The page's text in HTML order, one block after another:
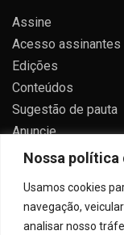
Nossa política
Usamos cookies
navegação,
analisar nosso
Assine
Acesso assinantes
Edições
Conteúdos
Sugestão de pauta
Anuncie
Contato